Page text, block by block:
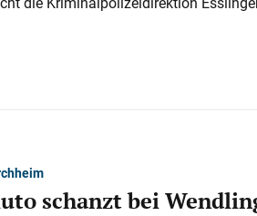
schanzt bei